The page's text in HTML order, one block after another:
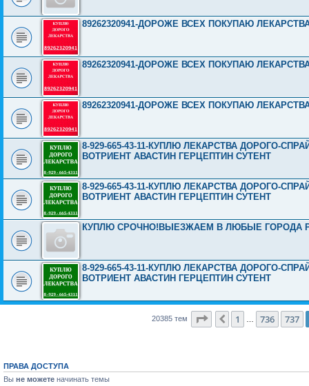
89262320941-ДОРОЖЕ ВСЕХ ПОКУПАЮ
89262320941-ДОРОЖЕ ВСЕХ ПОКУПАЮ
89262320941-ДОРОЖЕ ВСЕХ ПОКУПАЮ
8-929-665-43-11-КУПЛЮ ЛЕКАРСТВА ДОРОГО-
ВОТРИЕНТ АВАСТИН ГЕРЦЕПТИН СУТЕНТ
8-929-665-43-11-КУПЛЮ ЛЕКАРСТВА ДОРОГО-
ВОТРИЕНТ АВАСТИН ГЕРЦЕПТИН СУТЕНТ
КУПЛЮ СРОЧНО!ВЫЕЗЖАЕМ В ЛЮБЫЕ ГОРОДА
8-929-665-43-11-КУПЛЮ ЛЕКАРСТВА ДОРОГО-
ВОТРИЕНТ АВАСТИН ГЕРЦЕПТИН СУТЕНТ
20385 тем Страница 738из 816
Пред.
1 736 737
ПРАВА ДОСТУПА
Вы не можете начинать темы